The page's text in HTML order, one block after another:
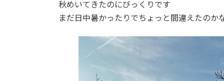
秋めいてきたのにびっくりです
まだ日中暑かったりでちょっと間違えたのか